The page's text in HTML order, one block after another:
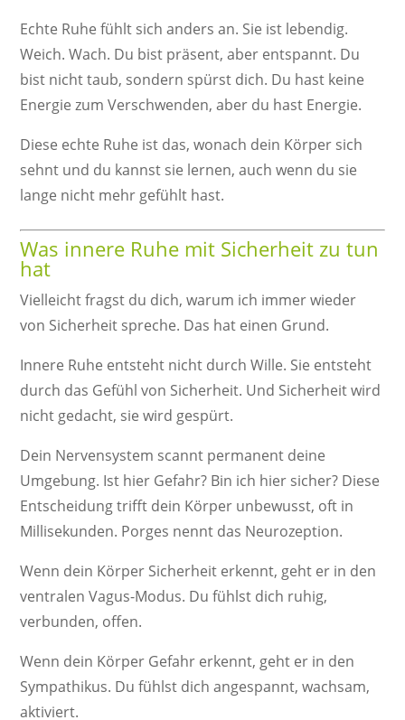
Echte Ruhe fühlt sich anders an. Sie ist lebendig.
Weich. Wach. Du bist präsent, aber entspannt. Du
bist nicht taub, sondern spürst dich. Du hast keine
Energie zum Verschwenden, aber du hast Energie.
Diese echte Ruhe ist das, wonach dein Körper sich
sehnt und du kannst sie lernen, auch wenn du sie
lange nicht mehr gefühlt hast.
Was innere Ruhe mit Sicherheit zu tun
hat
Vielleicht fragst du dich, warum ich immer wieder
von Sicherheit spreche. Das hat einen Grund.
Innere Ruhe entsteht nicht durch Wille. Sie entsteht
durch das Gefühl von Sicherheit. Und Sicherheit wird
nicht gedacht, sie wird gespürt.
Dein Nervensystem scannt permanent deine
Umgebung. Ist hier Gefahr? Bin ich hier sicher? Diese
Entscheidung trifft dein Körper unbewusst, oft in
Millisekunden. Porges nennt das Neurozeption.
Wenn dein Körper Sicherheit erkennt, geht er in den
ventralen Vagus-Modus. Du fühlst dich ruhig,
verbunden, offen.
Wenn dein Körper Gefahr erkennt, geht er in den
Sympathikus. Du fühlst dich angespannt, wachsam,
aktiviert.